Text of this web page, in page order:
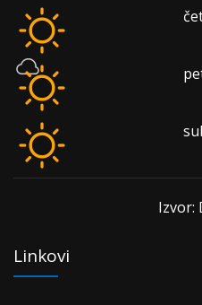
Izvor:
Linkovi